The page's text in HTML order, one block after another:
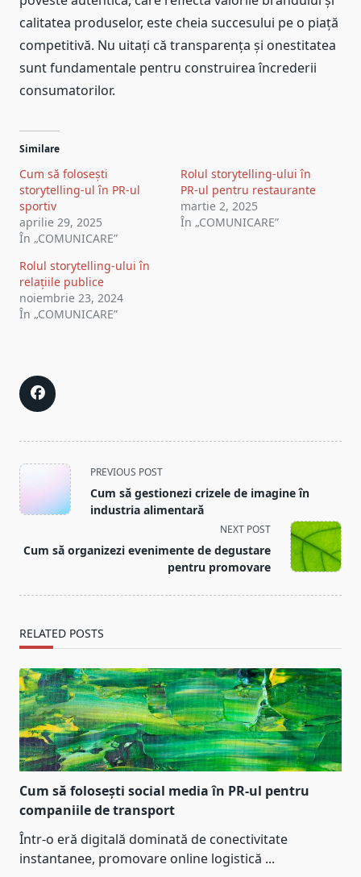
calitatea produselor, este cheia succesului pe o piață
competitivă. Nu uitați că transparența și onestitatea
sunt fundamentale pentru construirea încrederii
consumatorilor.
Similare
Cum să folosești
storytelling-ul în PR-ul
sportiv
aprilie 29, 2025
În „COMUNICARE”
Rolul storytelling-ului în
PR-ul pentru restaurante
martie 2, 2025
În „COMUNICARE”
Rolul storytelling-ului în
relațiile publice
noiembrie 23, 2024
În „COMUNICARE”
<span
class="nav-
subtitle
reader-
PREVIOUS POST
Cum să gestionezi crizele de imagine în
industria alimentară
NEXT POST
Cum să organizezi evenimente de degustare
pentru promovare
RELATED POSTS
Cum să folosești social media în PR-ul pentru
companiile de transport
Într-o eră digitală dominată de conectivitate
instantanee, promovare online logistică ...